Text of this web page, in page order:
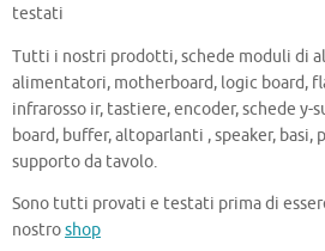
testati
Tutti i nostri prodotti, schede moduli di
alimentatori, motherboard, logic board,
infrarosso ir, tastiere, encoder, schede y-
board, buffer, altoparlanti , speaker,
supporto da tavolo.
Sono tutti provati e testati prima di
nostroshop